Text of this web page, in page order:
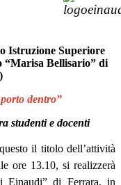
Istruzione Superiore
“Marisa Bellisario” di
dentro”
studenti e docenti
il titolo dell’attività
ore 13.10, si realizzerà
Einaudi” di Ferrara, in